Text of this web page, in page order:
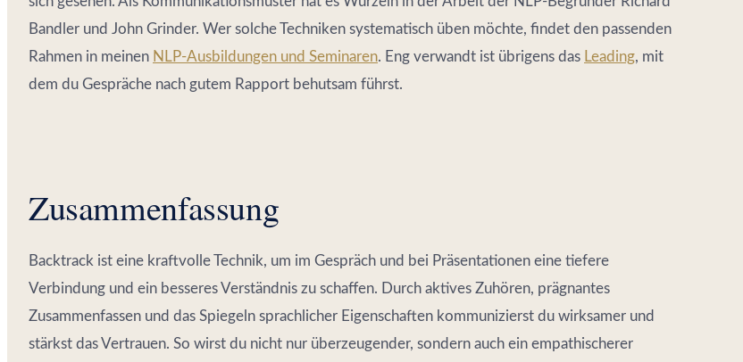
Bandler und John Grinder. Wer solche Techniken systematisch üben möchte, findet den passenden
Rahmen in meinen NLP-Ausbildungen und Seminaren. Eng verwandt ist übrigens das Leading, mit
dem du Gespräche nach gutem Rapport behutsam führst.
Zusammenfassung
Backtrack ist eine kraftvolle Technik, um im Gespräch und bei Präsentationen eine tiefere
Verbindung und ein besseres Verständnis zu schaffen. Durch aktives Zuhören, prägnantes
Zusammenfassen und das Spiegeln sprachlicher Eigenschaften kommunizierst du wirksamer und
stärkst das Vertrauen. So wirst du nicht nur überzeugender, sondern auch ein empathischerer